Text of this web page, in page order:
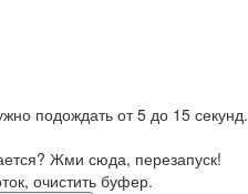
подождать от 5 до 15 секунд.
Жми сюда, перезапуск!
очистить буфер.